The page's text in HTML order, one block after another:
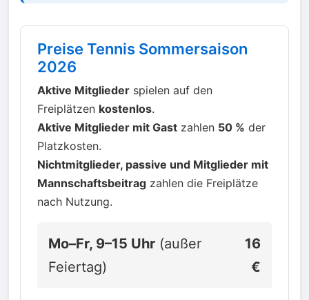
Preise Tennis Sommersaison
2026
Aktive Mitglieder spielen auf den
Freiplätzen kostenlos.
Aktive Mitglieder mit Gast zahlen 50 % der
Platzkosten.
Nichtmitglieder, passive und Mitglieder mit
Mannschaftsbeitrag zahlen die Freiplätze
nach Nutzung.
Mo–Fr, 9–15 Uhr (außer
Feiertag)
16
€